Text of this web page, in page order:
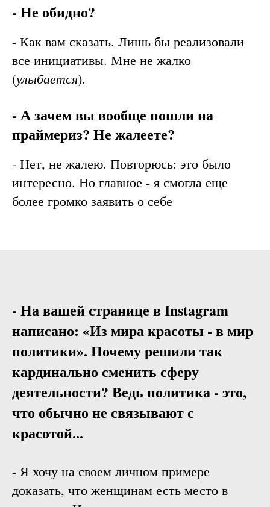
- Не обидно?
- Как вам сказать. Лишь бы реализовали
все инициативы. Мне не жалко
(улыбается).
- А зачем вы вообще пошли на
праймериз? Не жалеете?
- Нет, не жалею. Повторюсь: это было
интересно. Но главное - я смогла еще
более громко заявить о себе
- На вашей странице в Instagram
написано: «Из мира красоты - в мир
политики». Почему решили так
кардинально сменить сферу
деятельности? Ведь политика - это,
что обычно не связывают с
красотой...
- Я хочу на своем личном примере
доказать, что женщинам есть место в